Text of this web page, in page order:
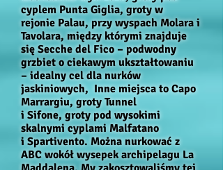
cyplem Punta Giglia, groty w
rejonie Palau, przy wyspach Molara i
Tavolara, między którymi znajduje
się Secche del Fico – podwodny
grzbiet o ciekawym ukształtowaniu
– idealny cel dla nurków
jaskiniowych, Inne miejsca to Capo
Marrargiu, groty Tunnel
i Sifone, groty pod wysokimi
skalnymi cyplami Malfatano
i Spartivento. Można nurkować z
ABC wokół wysepek archipelagu La